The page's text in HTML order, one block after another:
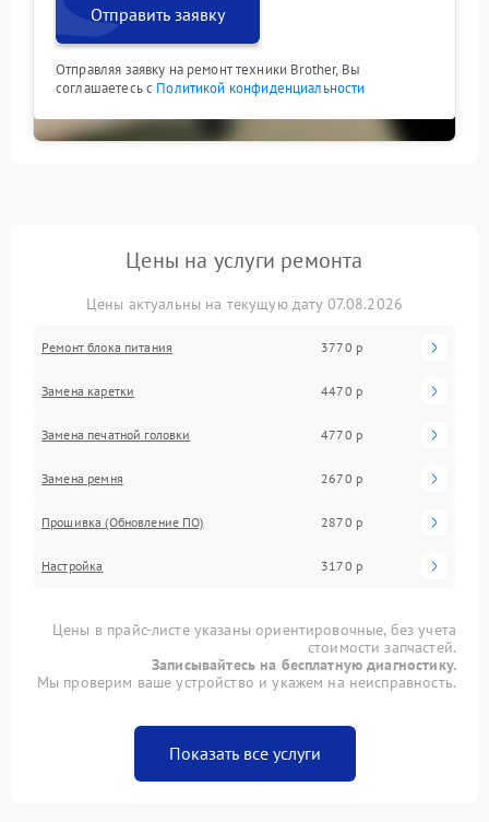
Отправить заявку
Отправляя заявку на ремонт техники Brother, Вы
соглашаетесь с Политикой конфиденциальности
Цены на услуги ремонта
Цены актуальны на текущую дату 07.08.2026
Ремонт блока питания 3770 р
Замена каретки 4470 р
Замена печатной головки 4770 р
Замена ремня 2670 р
Прошивка (Обновление ПО) 2870 р
Настройка 3170 р
Цены в прайс-листе указаны ориентировочные, без учета
стоимости запчастей.
Записывайтесь на бесплатную диагностику.
Мы проверим ваше устройство и укажем на неисправность.
Показать все услуги